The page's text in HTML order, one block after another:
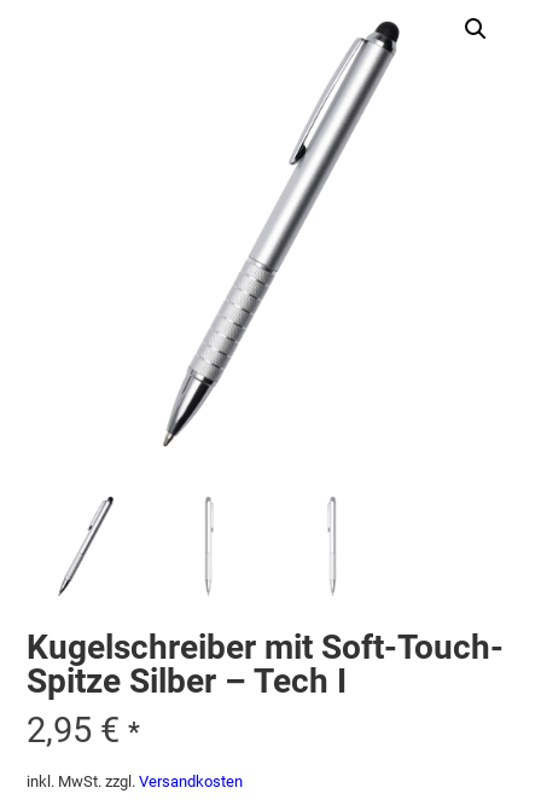
Kugelschreiber mit Soft-Touch-
Spitze Silber – Tech I
2,95 € *
inkl. MwSt. zzgl.Versandkosten